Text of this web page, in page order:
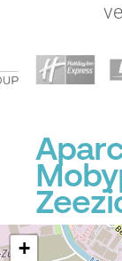
+